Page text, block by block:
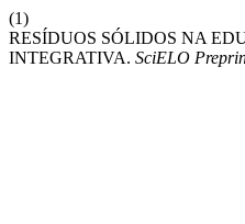
(1)
RESÍDUOS SÓLIDOS NA
INTEGRATIVA. SciELO